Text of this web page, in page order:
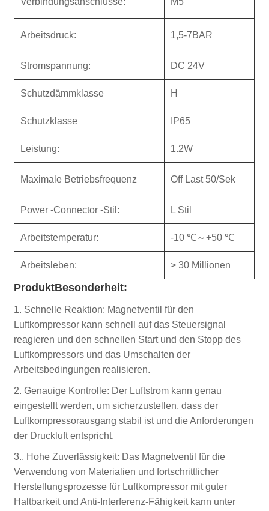
Arbeitsdruck: 1,5-7BAR
Stromspannung: DC 24V
Schutzdämmklasse H
Schutzklasse IP65
Leistung: 1.2W
Maximale Betriebsfrequenz Off Last 50/Sek
Power -Connector -Stil: L Stil
Arbeitstemperatur: -10 ℃～+50 ℃
Arbeitsleben: > 30 Millionen
ProduktBesonderheit:
1. Schnelle Reaktion: Magnetventil für den
Luftkompressor kann schnell auf das Steuersignal
reagieren und den schnellen Start und den Stopp des
Luftkompressors und das Umschalten der
Arbeitsbedingungen realisieren.
2. Genauige Kontrolle: Der Luftstrom kann genau
eingestellt werden, um sicherzustellen, dass der
Luftkompressorausgang stabil ist und die Anforderungen
der Druckluft entspricht.
3.. Hohe Zuverlässigkeit: Das Magnetventil für die
Verwendung von Materialien und fortschrittlicher
Herstellungsprozesse für Luftkompressor mit guter
Haltbarkeit und Anti-Interferenz-Fähigkeit kann unter